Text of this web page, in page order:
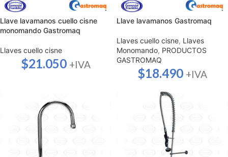
Llave lavamanos cuello cisne
monomando Gastromaq
Llaves cuello cisne
$21.050 +IVA
Llave lavamanos Gastromaq
Llaves cuello cisne, Llaves
Monomando, PRODUCTOS
GASTROMAQ
$18.490 +IVA